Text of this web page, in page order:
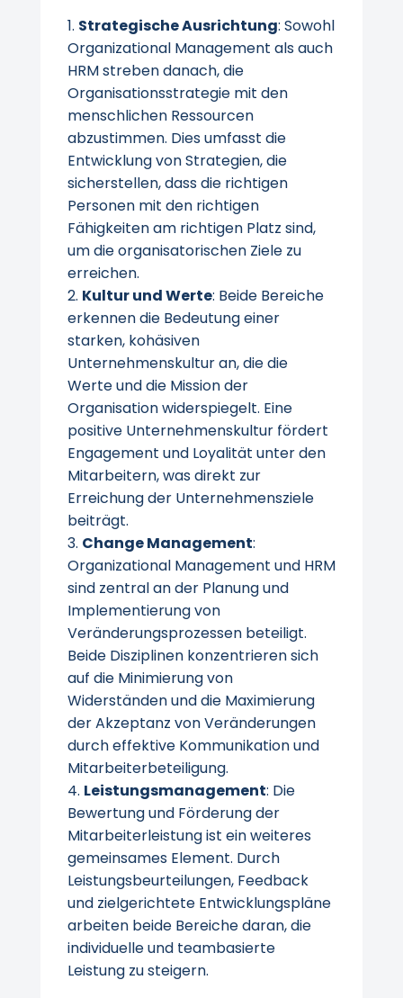
Strategische Ausrichtung: Sowohl
Organizational Management als auch
HRM streben danach, die
Organisationsstrategie mit den
menschlichen Ressourcen
abzustimmen. Dies umfasst die
Entwicklung von Strategien, die
sicherstellen, dass die richtigen
Personen mit den richtigen
Fähigkeiten am richtigen Platz sind,
um die organisatorischen Ziele zu
erreichen.
Kultur und Werte: Beide Bereiche
erkennen die Bedeutung einer
starken, kohäsiven
Unternehmenskultur an, die die
Werte und die Mission der
Organisation widerspiegelt. Eine
positive Unternehmenskultur fördert
Engagement und Loyalität unter den
Mitarbeitern, was direkt zur
Erreichung der Unternehmensziele
beiträgt.
Change Management:
Organizational Management und HRM
sind zentral an der Planung und
Implementierung von
Veränderungsprozessen beteiligt.
Beide Disziplinen konzentrieren sich
auf die Minimierung von
Widerständen und die Maximierung
der Akzeptanz von Veränderungen
durch effektive Kommunikation und
Mitarbeiterbeteiligung.
Leistungsmanagement: Die
Bewertung und Förderung der
Mitarbeiterleistung ist ein weiteres
gemeinsames Element. Durch
Leistungsbeurteilungen, Feedback
und zielgerichtete Entwicklungspläne
arbeiten beide Bereiche daran, die
individuelle und teambasierte
Leistung zu steigern.